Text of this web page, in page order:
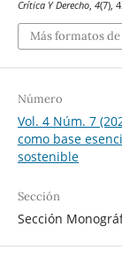
Crítica Y Derecho, 4(7),
Más formatos
Número
Vol. 4 Núm. 7
como base
sostenible
Sección
Sección